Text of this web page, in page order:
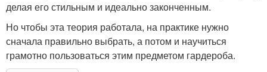
делая его стильным и идеально законченным.
Но чтобы эта теория работала, на практике нужно
сначала правильно выбрать, а потом и научиться
грамотно пользоваться этим предметом гардероба.